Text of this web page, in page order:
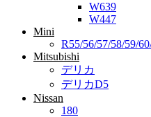
W639
W447
Mini
R55/56/57/58/59/
Mitsubishi
デリカ
デリカD5
Nissan
180